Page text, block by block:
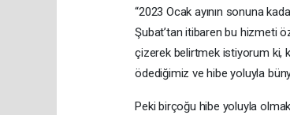
“2023 Ocak ayının sonuna
Şubat’tan itibaren bu hizmeti
çizerek belirtmek istiyorum ki,
ödediğimiz ve hibe yoluyla
Peki birçoğu hibe yoluyla